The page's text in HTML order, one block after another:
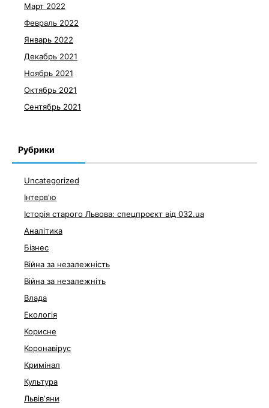
Март 2022
Февраль 2022
Январь 2022
Декабрь 2021
Ноябрь 2021
Октябрь 2021
Сентябрь 2021
Рубрики
Uncategorized
Інтерв'ю
Історія старого Львова: спецпроєкт від 032.ua
Аналітика
Бізнес
Війна за незалежність
Війна за незалежніть
Влада
Екологія
Корисне
Коронавірус
Кримінал
Культура
Львівʼяни